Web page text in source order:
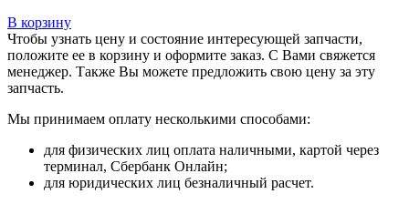
В корзину
Чтобы узнать цену и состояние интересующей запчасти,
положите ее в корзину и оформите заказ. С Вами свяжется
менеджер. Также Вы можете предложить свою цену за эту
запчасть.
Мы принимаем оплату несколькими способами:
для физических лиц оплата наличными, картой через
терминал, Сбербанк Онлайн;
для юридических лиц безналичный расчет.